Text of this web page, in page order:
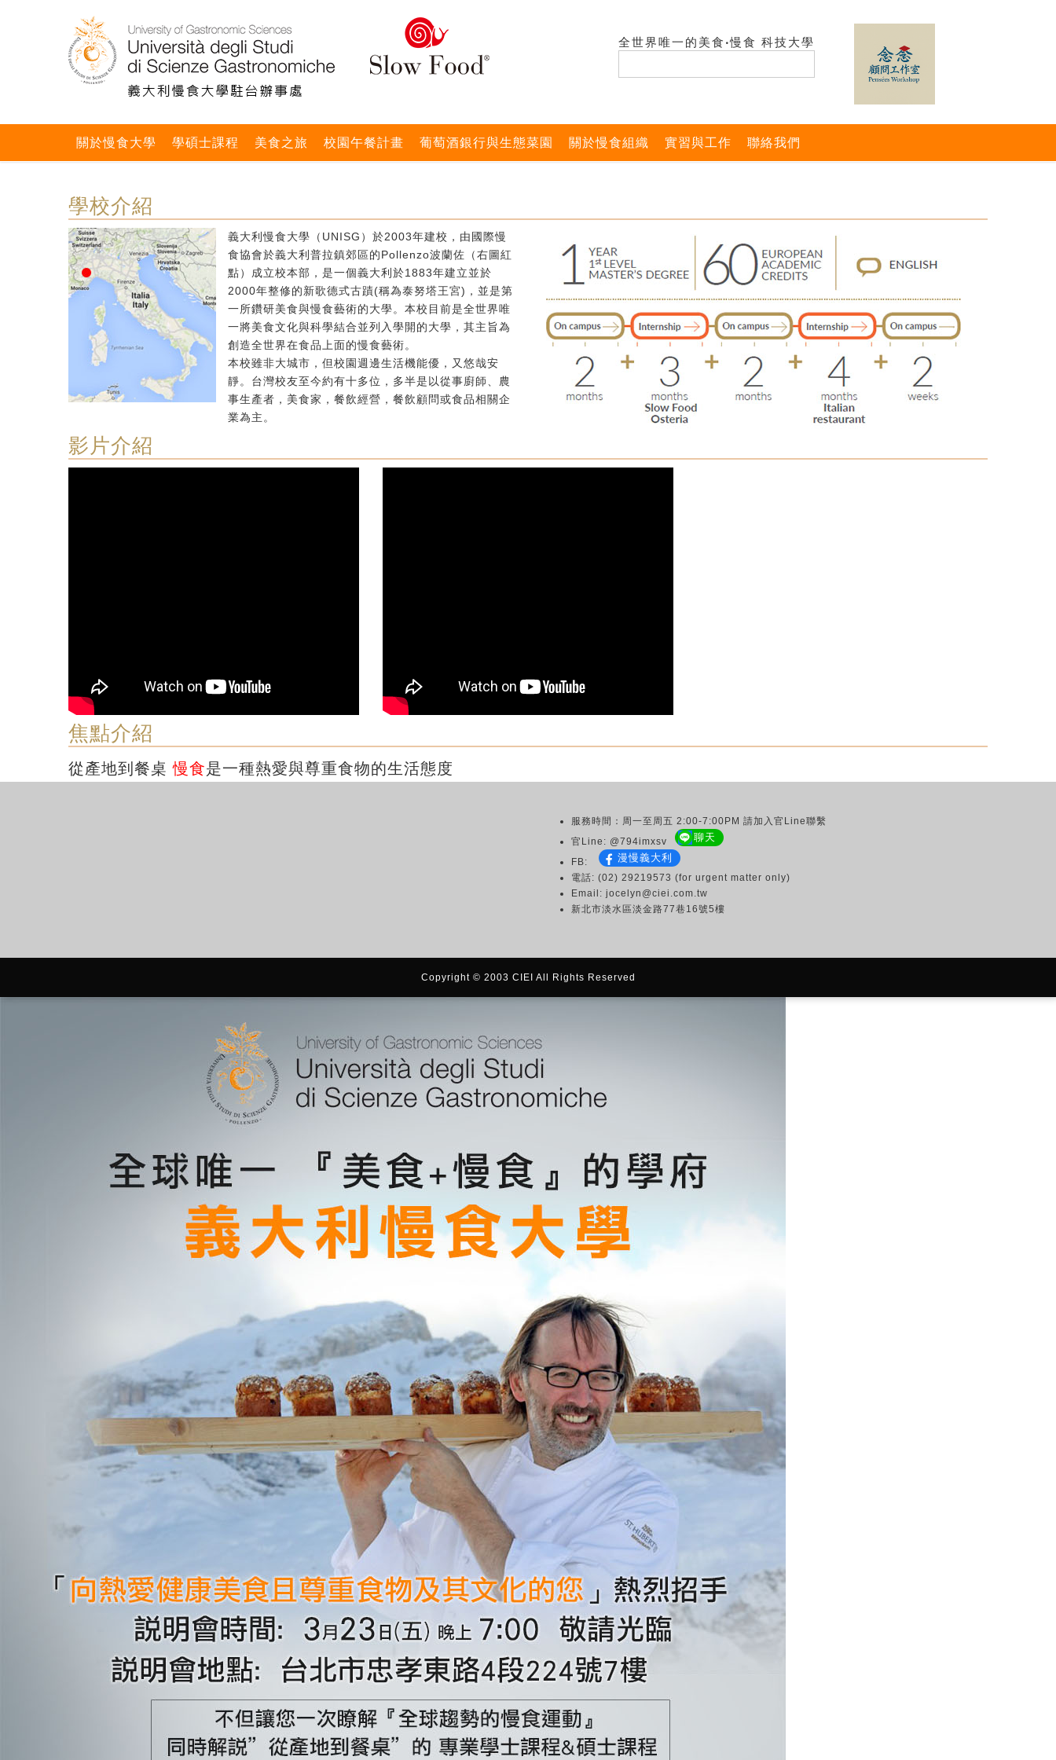
全世界唯一的美食‧慢食 科技大學
關於慢食大學 學碩士課程 美食之旅 校園午餐計畫 葡萄酒銀行與生態菜園 關於慢食組織 實習與工作 聯絡我們
學校介紹
義大利慢食大學（UNISG）於2003年建校，由國際慢
食協會於義大利普拉鎮郊區的Pollenzo波蘭佐（右圖紅
點）成立校本部，是一個義大利於1883年建立並於
2000年整修的新歌德式古蹟(稱為泰努塔王宮)，並是第
一所鑽研美食與慢食藝術的大學。本校目前是全世界唯
一將美食文化與科學結合並列入學開的大學，其主旨為
創造全世界在食品上面的慢食藝術。
本校雖非大城市，但校園週邊生活機能優，又悠哉安
靜。台灣校友至今約有十多位，多半是以從事廚師、農
事生產者，美食家，餐飲經營，餐飲顧問或食品相關企
業為主。
影片介紹
焦點介紹
從產地到餐桌慢食是一種熱愛與尊重食物的生活態度
服務時間：周一至周五 2:00-7:00PM 請加入官Line聯繫
官Line: @794imxsv
聊天
FB: 漫慢義大利
電話: (02) 29219573 (for urgent matter only)
Email: jocelyn@ciei.com.tw
新北市淡水區淡金路77巷16號5樓
Copyright © 2003 CIEI All Rights Reserved